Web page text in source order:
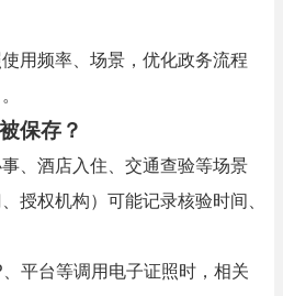
用频率、场景，优化政务流程
保存？
事、酒店入住、交通查验等场景
授权机构）可能记录核验时间、
、平台等调用电子证照时，相关